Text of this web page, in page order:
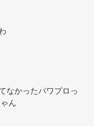
なかったパワプロっ
ん